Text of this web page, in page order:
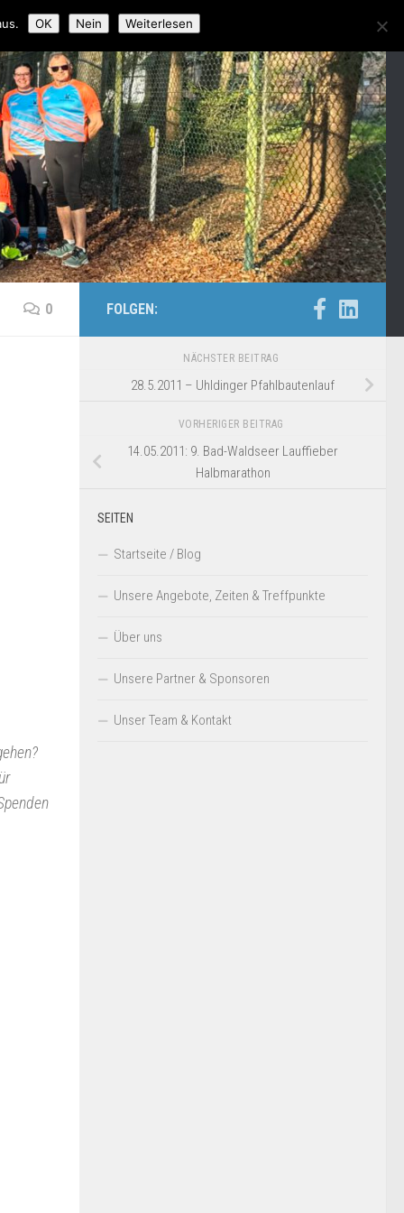
0 FOLGEN:
NÄCHSTER BEITRAG
28.5.2011 – Uhldinger Pfahlbautenlauf
VORHERIGER BEITRAG
14.05.2011: 9. Bad-Waldseer Lauffieber
Halbmarathon
SEITEN
Startseite / Blog
Unsere Angebote, Zeiten & Treffpunkte
Über uns
Unsere Partner & Sponsoren
Unser Team & Kontakt
OK Nein Weiterlesen